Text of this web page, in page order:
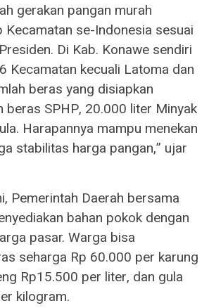
gerakan pangan murah
Kecamatan se-Indonesia sesuai
Di Kab. Konawe sendiri
Kecamatan kecuali Latoma dan
beras yang disiapkan
beras SPHP, 20.000 liter Minyak
Harapannya mampu menekan
stabilitas harga pangan,” ujar
Pemerintah Daerah bersama
bahan pokok dengan
pasar. Warga bisa
seharga Rp 60.000 per karung
Rp15.500 per liter, dan gula
kilogram.